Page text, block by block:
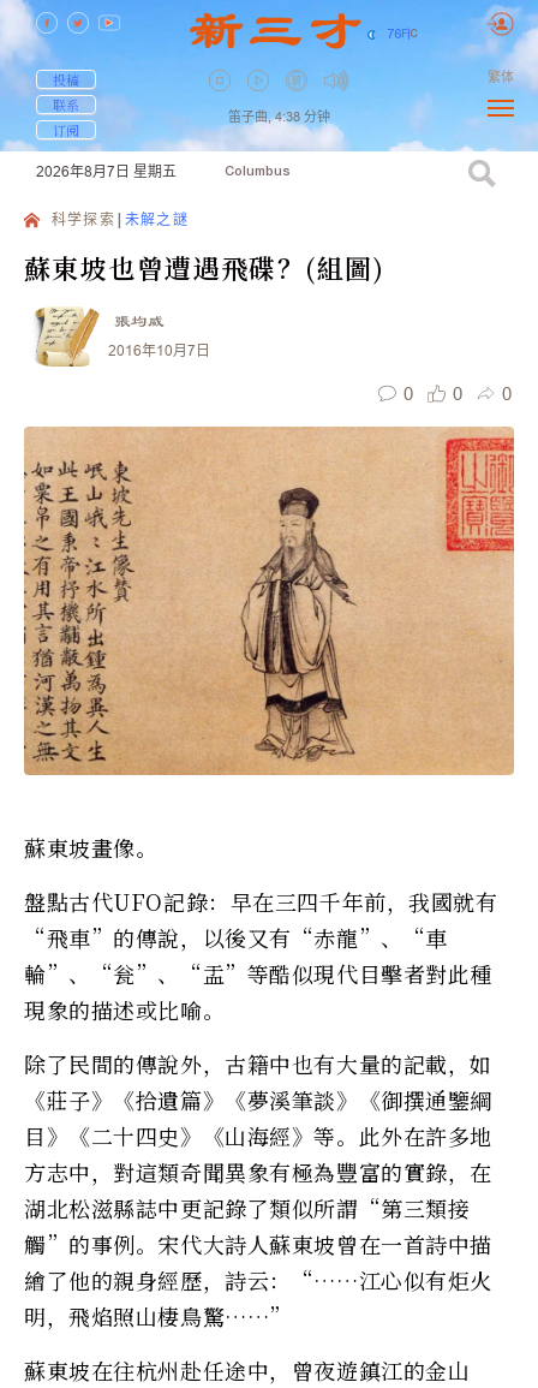
76F| C
投稿
联系
订阅
笛子曲, 4:38 分钟
繁体
2026年8月7日 星期五 Columbus
科学探索 未解之謎
蘇東坡也曾遭遇飛碟？(組圖)
張均威
2016年10月7日
0 0 0
蘇東坡畫像。
盤點古代UFO記錄：早在三四千年前，我國就有
“飛車”的傳說，以後又有“赤龍”、“車
輪”、“瓮”、“盂”等酷似現代目擊者對此種
現象的描述或比喻。
除了民間的傳說外，古籍中也有大量的記載，如
《莊子》《拾遺篇》《夢溪筆談》《御撰通鑒綱
目》《二十四史》《山海經》等。此外在許多地
方志中，對這類奇聞異象有極為豐富的實錄，在
湖北松滋縣誌中更記錄了類似所謂“第三類接
觸”的事例。宋代大詩人蘇東坡曾在一首詩中描
繪了他的親身經歷，詩云：“……江心似有炬火
明，飛焰照山棲鳥驚……”
蘇東坡在往杭州赴任途中，曾夜遊鎮江的金山